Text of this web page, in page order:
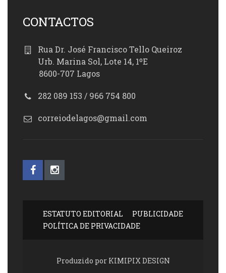
CONTACTOS
Rua Dr. José Francisco Tello Queiroz
Urb. Marina Sol, Lote 14, 1ºE
8600-707 Lagos
282 089 153 / 966 754 800
correiodelagos@gmail.com
ESTATUTO EDITORIAL
PUBLICIDADE
POLÍTICA DE PRIVACIDADE
Produzido por KIMIPIX DESIGN